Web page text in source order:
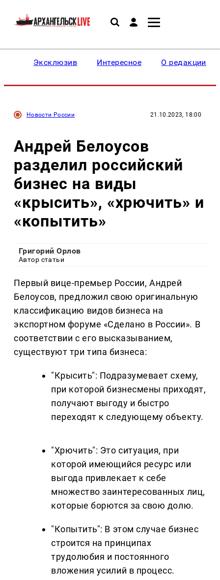
Эксклюзив Интересное О редакции
Новости России 21.10.2023, 18:00
Андрей Белоусов
разделил российский
бизнес на виды
«крысить», «хрючить» и
«копытить»
Григорий Орлов
Автор статьи
Первый вице-премьер России, Андрей
Белоусов, предложил свою оригинальную
классификацию видов бизнеса на
экспортном форуме «Сделано в России». В
соответствии с его высказыванием,
существуют три типа бизнеса:
"Крысить": Подразумевает схему,
при которой бизнесмены приходят,
получают выгоду и быстро
переходят к следующему объекту.
"Хрючить": Это ситуация, при
которой имеющийся ресурс или
выгода привлекает к себе
множество заинтересованных лиц,
которые борются за свою долю.
"Копытить": В этом случае бизнес
строится на принципах
трудолюбия и постоянного
вложения усилий в процесс.